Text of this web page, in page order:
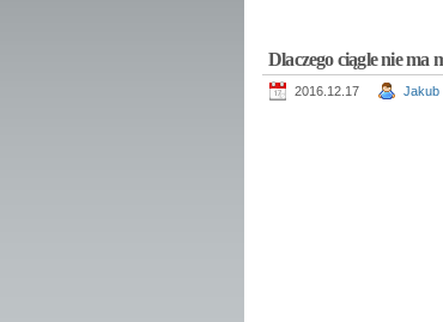
Dlaczego ciągle nie
2016.12.17 Jakub